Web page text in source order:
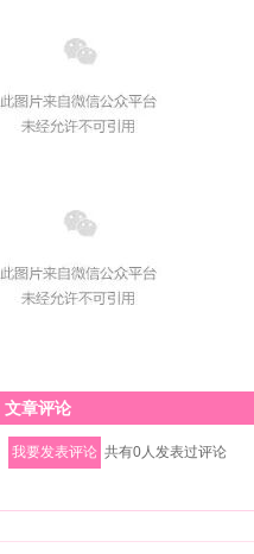
文章评论
共有0 人发表过评论